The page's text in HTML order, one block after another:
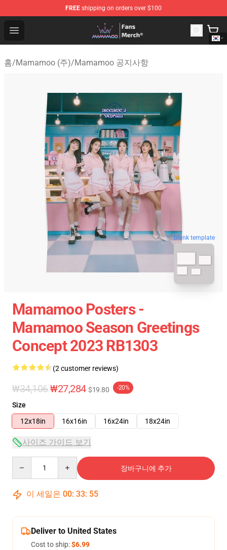
FREE shipping on orders over $100
Open menu
Mamamoo Store - Official Mamamoo Merchandise Shop
홈/Mamamoo (주)/Mamamoo 공지사항
blank template
Mamamoo Posters -
Mamamoo Season Greetings
Concept 2023 RB1303
(2 customer reviews)
₩34,106₩27,284 $19.80 -20%
Size
12x18in
16x16in 16x24in 18x24in
사이즈 가이드 보기
장바구니에 추가
이 세일은 00: 33: 54
Deliver to United States
Cost to ship:$6.99